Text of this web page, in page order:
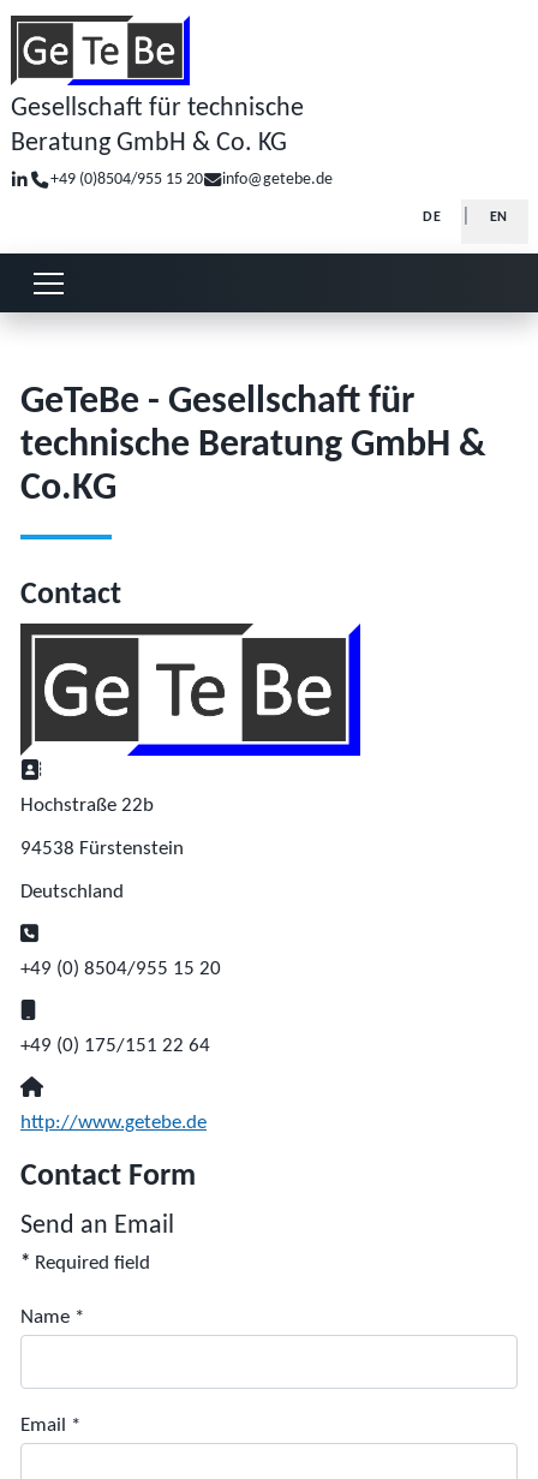
Gesellschaft für technische
Beratung GmbH & Co. KG
+49 (0)8504/955 15 20 info@getebe.de
Select your
DE EN
Open or close menu
GeTeBe - Gesellschaft für
technische Beratung GmbH &
Co.KG
Contact
Address:
Hochstraße 22b
94538 Fürstenstein
Deutschland
+49 (0) 8504/955 15 20
+49 (0) 175/151 22 64
Website:
http://www.getebe.de
Contact Form
Send an Email
* Required field
Name *
Email *